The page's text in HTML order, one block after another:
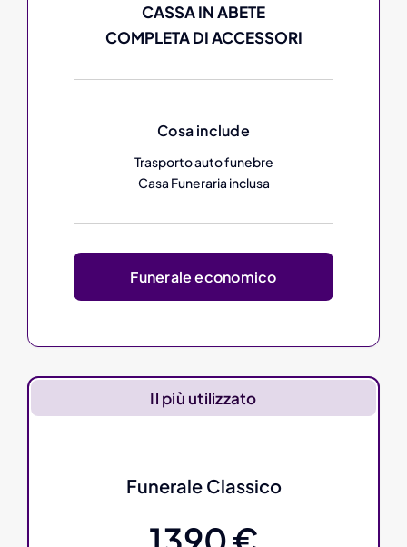
CASSA IN ABETE
COMPLETA DI ACCESSORI
Cosa include
Trasporto auto funebre
Casa Funeraria inclusa
Funerale economico
Il più utilizzato
Funerale Classico